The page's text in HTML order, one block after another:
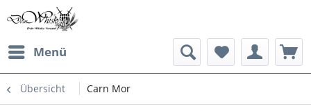
Menü
Übersicht Carn Mor